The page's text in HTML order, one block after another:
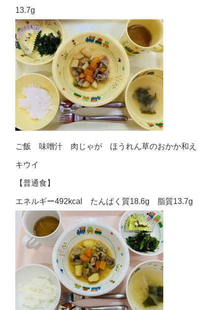
13.7g
ご飯 味噌汁 肉じゃが ほうれん草のおかか和え
キウイ
【普通食】
エネルギー492kcal たんぱく質18.6g 脂質13.7g